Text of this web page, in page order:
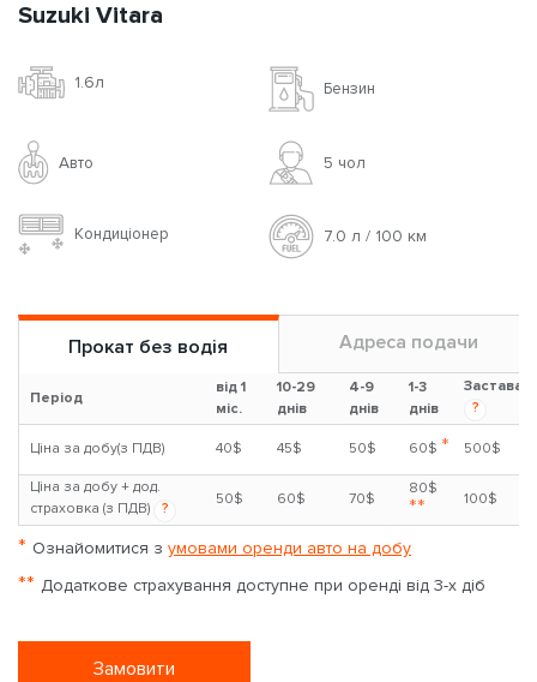
Suzuki Vitara
1.6л Бензин
Авто 5 чoл
Кондиціонер 7.0 л / 100 км
Прокат без водія Адреса подачи
Період
від 1
міс.
10-29
днів
4-9
днів
1-3
днів
Застава
?
Ціна за добу(з ПДВ) 40$ 45$ 50$ 60$ * 500$
Ціна за добу + дод.
страховка (з ПДВ)
?
50$ 60$ 70$
80$
** 100$
* Ознайомитися з умовами оренди авто на добу
** Додаткове страхування доступне при оренді від 3-х діб
Замовити